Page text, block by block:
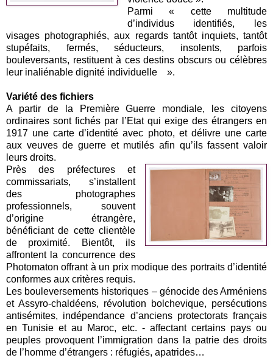
Parmi « cette multitude
d’individus identifiés, les
visages photographiés, aux regards tantôt inquiets, tantôt
stupéfaits, fermés, séducteurs, insolents, parfois
bouleversants, restituent à ces destins obscurs ou célèbres
leur inaliénable dignité individuelle ».
Variété des fichiers
A partir de la Première Guerre mondiale, les citoyens
ordinaires sont fichés par l’Etat qui exige des étrangers en
1917 une carte d’identité avec photo, et délivre une carte
aux veuves de guerre et mutilés afin qu’ils fassent valoir
leurs droits.
Près des préfectures et
commissariats, s’installent
des photographes
professionnels, souvent
d’origine étrangère,
bénéficiant de cette clientèle
de proximité. Bientôt, ils
affrontent la concurrence des
Photomaton offrant à un prix modique des portraits d’identité
conformes aux critères requis.
Les bouleversements historiques – génocide des Arméniens
et Assyro-chaldéens, révolution bolchevique, persécutions
antisémites, indépendance d’anciens protectorats français
en Tunisie et au Maroc, etc. - affectant certains pays ou
peuples provoquent l’immigration dans la patrie des droits
de l’homme d’étrangers : réfugiés, apatrides…